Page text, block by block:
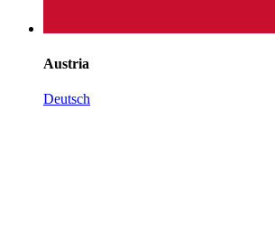
Austria
Deutsch